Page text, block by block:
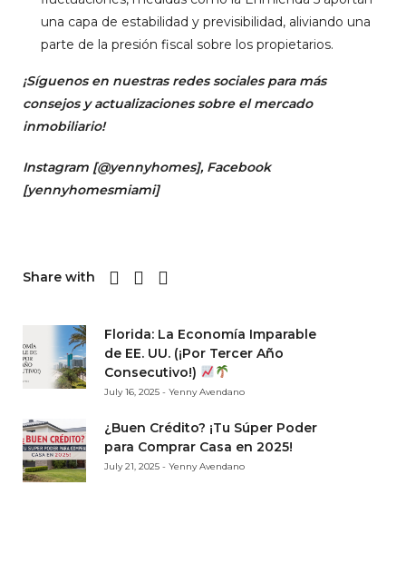
una capa de estabilidad y previsibilidad, aliviando una
parte de la presión fiscal sobre los propietarios.
¡Síguenos en nuestras redes sociales para más
consejos y actualizaciones sobre el mercado
inmobiliario!
Instagram [@yennyhomes], Facebook
[yennyhomesmiami]
Share with
Florida: La Economía Imparable
de EE. UU. (¡Por Tercer Año
Consecutivo!)
July 16, 2025 - Yenny Avendano
¿Buen Crédito? ¡Tu Súper Poder
para Comprar Casa en 2025!
July 21, 2025 - Yenny Avendano